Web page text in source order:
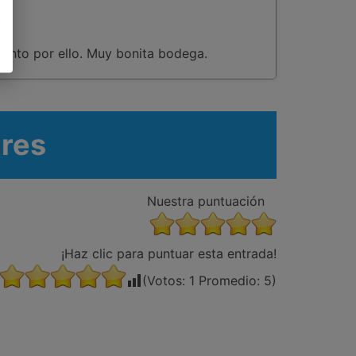
por ello. Muy bonita bodega.
Nuestra puntuación
¡Haz clic para puntuar esta entrada!
(Votos: 1 Promedio: 5)